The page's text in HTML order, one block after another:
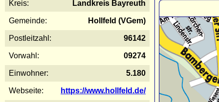
Kreis: Landkreis Bayreuth
Gemeinde: Hollfeld (VGem)
Postleitzahl: 96142
Vorwahl: 09274
Einwohner: 5.180
Webseite: https://www.hollfeld.de/